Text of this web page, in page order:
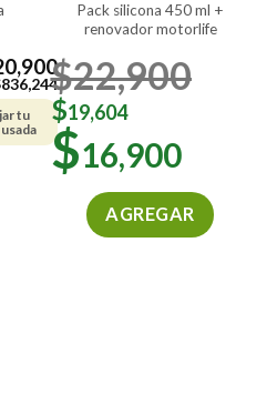
836,244
tu
pack silicona 450 ml +
renovador motorlife
$22,900
$19,604
$16,900
AGREGAR